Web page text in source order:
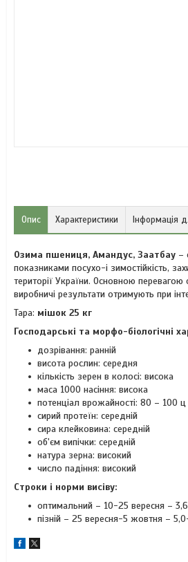
Опис Характеристики Інформація
Озима пшениця, Амандус, Заатбау –
показниками посухо-і зимостійкість,
території України. Основною перевагою
виробничі результати отримують при
Тара: мішок 25 кг
Господарські та морфо-біологічні
дозрівання: ранній
висота рослин: середня
кількість зерен в колосі: висока
маса 1000 насіння: висока
потенціал врожайності: 80 – 100 ц
сирий протеїн: середній
сира клейковина: середній
об'єм випічки: середній
натура зерна: високий
число падіння: високий
Строки і норми висіву:
оптимальний – 10-25 вересня –
пізній – 25 вересня-5 жовтня –